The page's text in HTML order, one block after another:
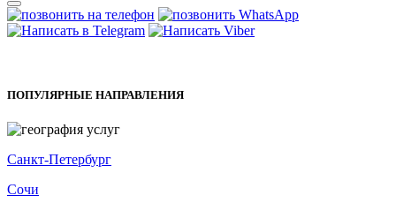
ПОПУЛЯРНЫЕ НАПРАВЛЕНИЯ
Санкт-Петербург
Сочи